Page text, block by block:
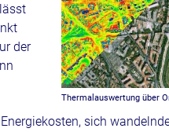
der
Thermalauswertung über
sich